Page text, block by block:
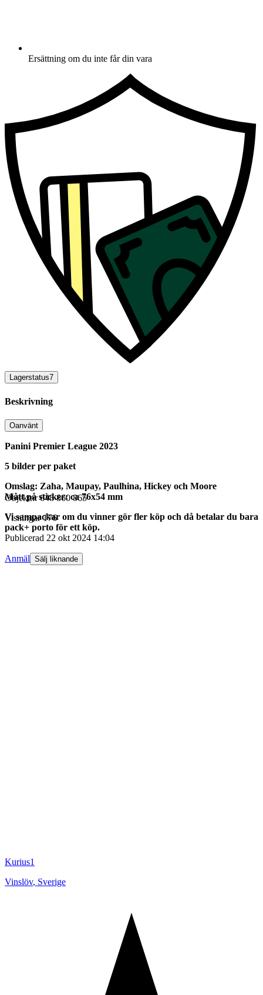
Ersättning om du inte får din vara
Lagerstatus7
Beskrivning
Oanvänt
Panini Premier League 2023
5 bilder per paket
Omslag: Zaha, Maupay, Paulhina, Hickey och Moore
Mått på sticker: ca 76x54 mm
Vi sampackar om du vinner gör fler köp och då betalar du bara
pack+ porto för ett köp.
Objektnr 648 860 865
Visningar 176
Publicerad 22 okt 2024 14:04
Anmäl Sälj liknande
Kurius1
Vinslöv, Sverige